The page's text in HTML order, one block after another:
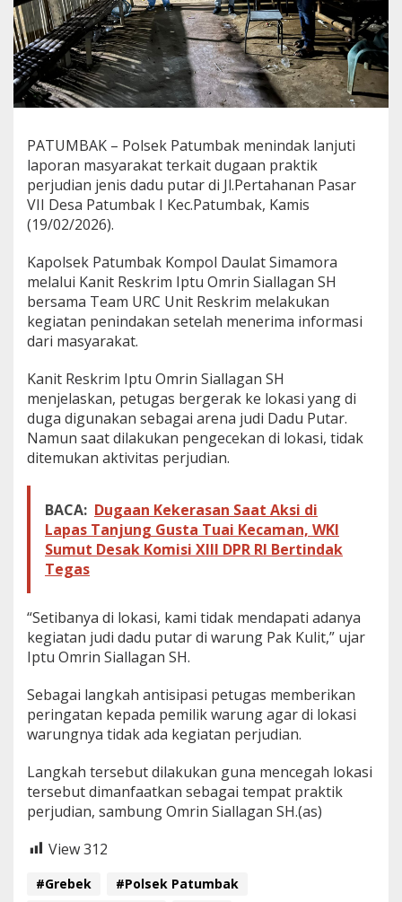
G
b
e
k
W
r
u
n
g
P
u
l
t
i
l
n
a
Z
k
PATUMBAK – Polsek Patumbak menindak lanjuti
laporan masyarakat terkait dugaan praktik
perjudian jenis dadu putar di Jl.Pertahanan Pasar
VII Desa Patumbak I Kec.Patumbak, Kamis
(19/02/2026).
Kapolsek Patumbak Kompol Daulat Simamora
melalui Kanit Reskrim Iptu Omrin Siallagan SH
bersama Team URC Unit Reskrim melakukan
kegiatan penindakan setelah menerima informasi
dari masyarakat.
Kanit Reskrim Iptu Omrin Siallagan SH
menjelaskan, petugas bergerak ke lokasi yang di
duga digunakan sebagai arena judi Dadu Putar.
Namun saat dilakukan pengecekan di lokasi, tidak
ditemukan aktivitas perjudian.
BACA: Dugaan Kekerasan Saat Aksi di
Lapas Tanjung Gusta Tuai Kecaman, WKI
Sumut Desak Komisi XIII DPR RI Bertindak
Tegas
“Setibanya di lokasi, kami tidak mendapati adanya
kegiatan judi dadu putar di warung Pak Kulit,” ujar
Iptu Omrin Siallagan SH.
Sebagai langkah antisipasi petugas memberikan
peringatan kepada pemilik warung agar di lokasi
warungnya tidak ada kegiatan perjudian.
Langkah tersebut dilakukan guna mencegah lokasi
tersebut dimanfaatkan sebagai tempat praktik
perjudian, sambung Omrin Siallagan SH.(as)
View312
#Grebek
#Polsek Patumbak